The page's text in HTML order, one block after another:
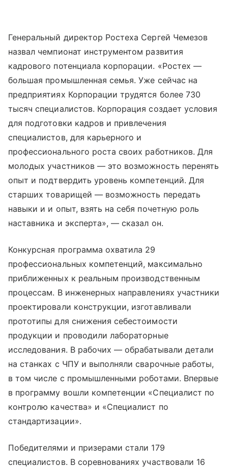
Генеральный директор Ростеха Сергей Чемезов
назвал чемпионат инструментом развития
кадрового потенциала корпорации. «Ростех —
большая промышленная семья. Уже сейчас на
предприятиях Корпорации трудятся более 730
тысяч специалистов. Корпорация создает условия
для подготовки кадров и привлечения
специалистов, для карьерного и
профессионального роста своих работников. Для
молодых участников — это возможность перенять
опыт и подтвердить уровень компетенций. Для
старших товарищей — возможность передать
навыки и и опыт, взять на себя почетную роль
наставника и эксперта», — сказал он.
Конкурсная программа охватила 29
профессиональных компетенций, максимально
приближенных к реальным производственным
процессам. В инженерных направлениях участники
проектировали конструкции, изготавливали
прототипы для снижения себестоимости
продукции и проводили лабораторные
исследования. В рабочих — обрабатывали детали
на станках с ЧПУ и выполняли сварочные работы,
в том числе с промышленными роботами. Впервые
в программу вошли компетенции «Специалист по
контролю качества» и «Специалист по
стандартизации».
Победителями и призерами стали 179
специалистов. В соревнованиях участвовали 16